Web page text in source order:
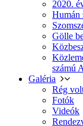
2020.
Humán
Gölle
számú
Galéria
Rég
Fotók
Videók